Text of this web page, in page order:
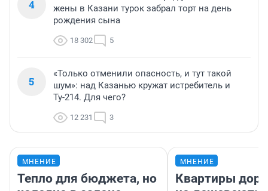
4
жены в Казани турок забрал торт на день
рождения сына
18 302 5
5
«Только отменили опасность, и тут такой
шум»: над Казанью кружат истребитель и
Ту-214. Для чего?
12 231 3
МНЕНИЕ
Тепло для бюджета, но
МНЕНИЕ
Квартиры